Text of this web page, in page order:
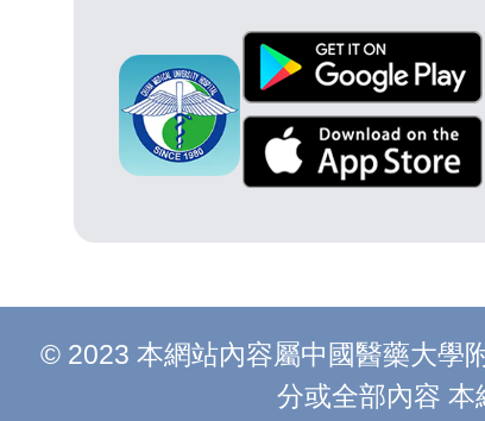
© 2023 本網站內容屬中國醫藥大學
分或全部內容